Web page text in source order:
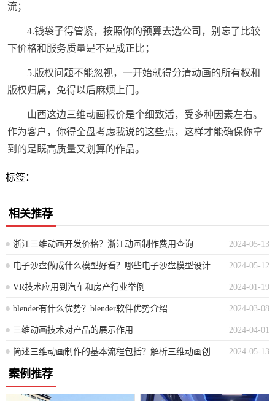
流；
4.钱袋子得管紧，按照你的预算去选公司，别忘了比较
下价格和服务质量是不是成正比；
5.版权问题不能忽视，一开始就得分清动画的所有权和
版权归属，免得以后麻烦上门。
山西这边三维动画报价是个细致活，受多种因素左右。
作为客户，你得全盘考虑我说的这些点，这样才能确保你拿
到的是既高质量又划算的作品。
标签：
相关推荐
2024-05-13
浙江三维动画开发价格？浙江动画制作费用查询
2024-05-12
电子沙盘做成什么模型好看？哪些电子沙盘模型设计更具观赏性？
2024-01-19
VR技术应用到汽车和房产行业举例
2024-03-08
blender有什么优势？blender软件优势介绍
2024-04-01
三维动画技术对产品的展示作用
2024-05-13
案例推荐